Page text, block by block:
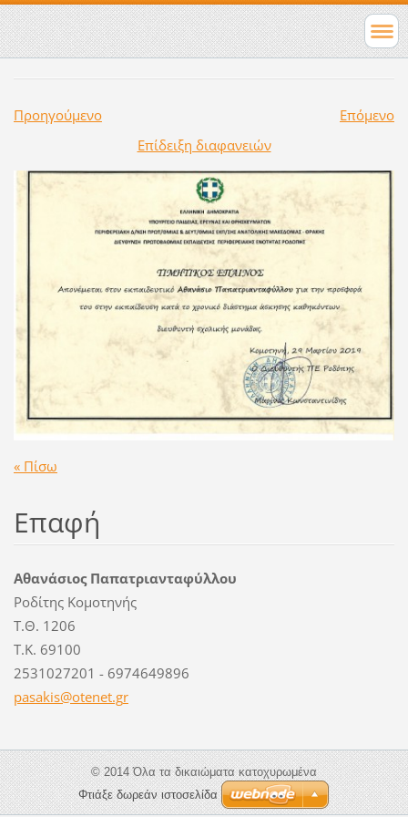
Προηγούμενο
Επόμενο
Επίδειξη διαφανειών
« Πίσω
Επαφή
Αθανάσιος Παπατριανταφύλλου
Ροδίτης Κομοτηνής
T.Θ. 1206
Τ.Κ. 69100
2531027201 - 6974649896
pasakis@otenet.gr
© 2014 Όλα τα δικαιώματα κατοχυρωμένα
Φτιάξε δωρεάν ιστοσελίδα